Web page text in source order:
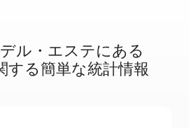
ル・エステに⁠あ⁠る
す⁠る簡⁠単⁠な統⁠計⁠情⁠報